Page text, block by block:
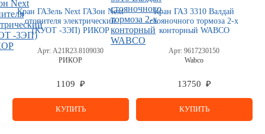
Кран ГАЗель Next ГАЗон Next
отопителя электрический
(КУОТ -3ЭП) РИКОР
Арт: A21R23.8109030
РИКОР
1109 ₽
КУПИТЬ
Кран ГАЗ 3310 Валдай
стояночного тормоза 2-х
конторный WABCO
Арт: 9617230150
Wabco
13750 ₽
КУПИТЬ